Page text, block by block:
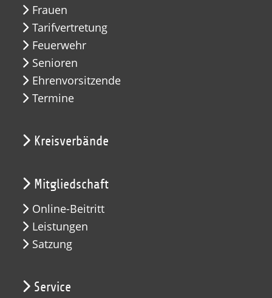
Frauen
Tarifvertretung
Feuerwehr
Senioren
Ehrenvorsitzende
Termine
Kreisverbände
Mitgliedschaft
Online-Beitritt
Leistungen
Satzung
Service